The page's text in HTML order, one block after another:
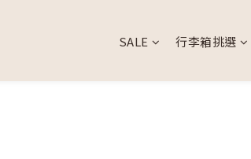
SALE 行李箱挑選